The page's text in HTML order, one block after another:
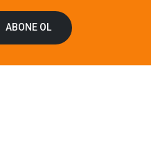
ABONE OL